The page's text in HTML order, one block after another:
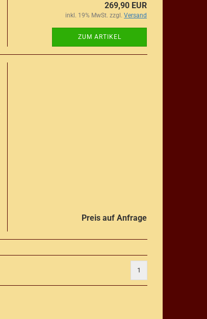
269,90 EUR
inkl. 19% MwSt. zzgl. Versand
ZUM ARTIKEL
Preis auf Anfrage
1